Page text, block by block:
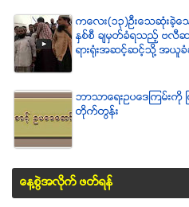
ကေလး(၁၃)ဦးေသဆံုးခဲ့ေသ
ႏွစ္စီ ခ်မွတ္ခံရသည့္ ဗလီဆ
ရားရံုးအဆင့္ဆင့္သို႔ အ
ဘာသာေရးဥပေဒၾကမ္းကို
တိုက္တြန္း
ေန႔စြဲအလိုက္ ဖတ္ရန္